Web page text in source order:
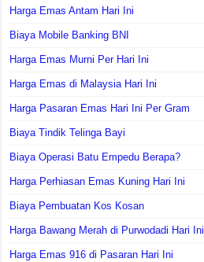
Harga Emas Antam Hari Ini
Biaya Mobile Banking BNI
Harga Emas Murni Per Hari Ini
Harga Emas di Malaysia Hari Ini
Harga Pasaran Emas Hari Ini Per Gram
Biaya Tindik Telinga Bayi
Biaya Operasi Batu Empedu Berapa?
Harga Perhiasan Emas Kuning Hari Ini
Biaya Pembuatan Kos Kosan
Harga Bawang Merah di Purwodadi Hari Ini
Harga Emas 916 di Pasaran Hari Ini